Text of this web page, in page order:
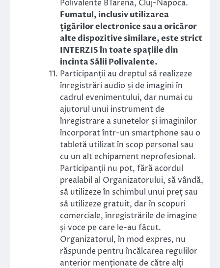
Polivalente BTarena, Cluj-Napoca.
Fumatul, inclusiv utilizarea
țigărilor electronice sau a oricăror
alte dispozitive similare, este strict
INTERZIS în toate spațiile din
incinta Sălii Polivalente.
Participanții au dreptul să realizeze
înregistrări audio și de imagini în
cadrul evenimentului, dar numai cu
ajutorul unui instrument de
înregistrare a sunetelor și imaginilor
încorporat într-un smartphone sau o
tabletă utilizat în scop personal sau
cu un alt echipament neprofesional.
Participanții nu pot, fără acordul
prealabil al Organizatorului, să vândă,
să utilizeze în schimbul unui preț sau
să utilizeze gratuit, dar în scopuri
comerciale, înregistrările de imagine
și voce pe care le-au făcut.
Organizatorul, în mod expres, nu
răspunde pentru încălcarea regulilor
anterior menționate de către alți